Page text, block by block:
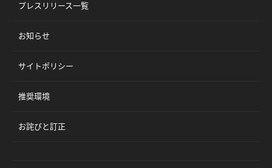
プレスリリース一覧
お知らせ
サイトポリシー
推奨環境
お詫びと訂正